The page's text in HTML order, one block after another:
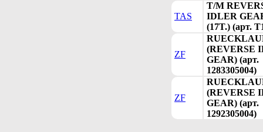
TAS
T/M
IDLER
(17T.) (арт.
ZF
(REVERSE
GEAR) (арт.
1283305004)
ZF
(REVERSE
GEAR) (арт.
1292305004)